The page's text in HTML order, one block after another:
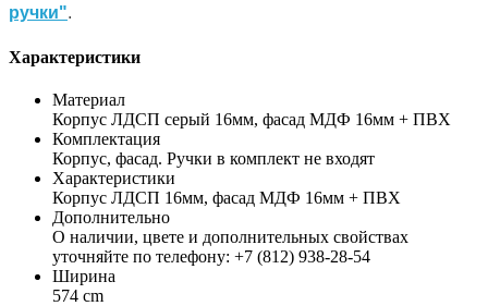
ручки".
Характеристики
Материал
Корпус ЛДСП серый 16мм, фасад МДФ 16мм + ПВХ
Комплектация
Корпус, фасад. Ручки в комплект не входят
Характеристики
Корпус ЛДСП 16мм, фасад МДФ 16мм + ПВХ
Дополнительно
О наличии, цвете и дополнительных свойствах
уточняйте по телефону: +7 (812) 938-28-54
Ширина
574 cm